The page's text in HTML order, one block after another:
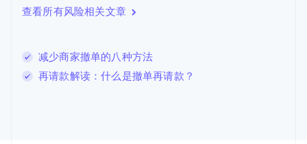
查看所有风险相关文章
减少商家撤单的八种方法
再请款解读：什么是撤单再请款？
列支敦士登
罗马尼亚
English